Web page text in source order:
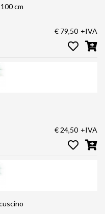
cm
€ 79,50 +IVA
€ 24,50 +IVA